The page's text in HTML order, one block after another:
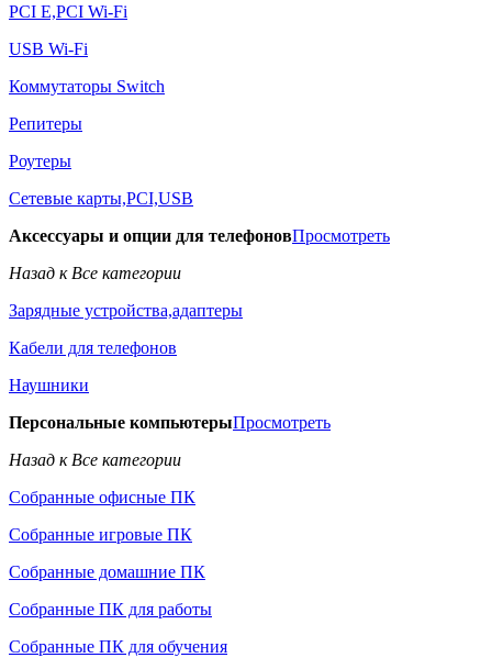
PCI E,PCI Wi-Fi
USB Wi-Fi
Коммутаторы Switch
Репитеры
Роутеры
Сетевые карты,PCI,USB
Аксессуары и опции для телефоновПросмотреть
Назад к Все категории
Зарядные устройства,адаптеры
Кабели для телефонов
Наушники
Персональные компьютерыПросмотреть
Назад к Все категории
Собранные офисные ПК
Собранные игровые ПК
Собранные домашние ПК
Собранные ПК для работы
Собранные ПК для обучения